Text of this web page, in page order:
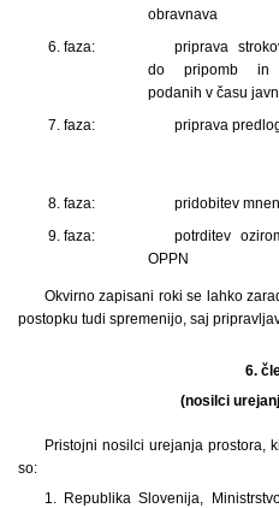
obravnava
6. faza:
priprava
do pripomb in
podanih v času
7. faza:
priprava
8. faza:
pridobitev
9. faza:
potrditev
OPPN
Okvirno zapisani roki se lahko
postopku tudi spremenijo, saj
6.
(nosilci
Pristojni nosilci urejanja prostora,
so:
1. Republika Slovenija,